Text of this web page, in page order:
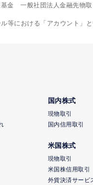
金 一般社団法人金融先物
等における「アカウント」
国内株式
現物取引
国内信用取引
米国株式
現物取引
米国株信用取引
外貨決済サービ